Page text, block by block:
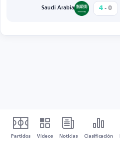
Saudi Arabia 4 - 0
Partidos Vídeos Noticias Clasificación